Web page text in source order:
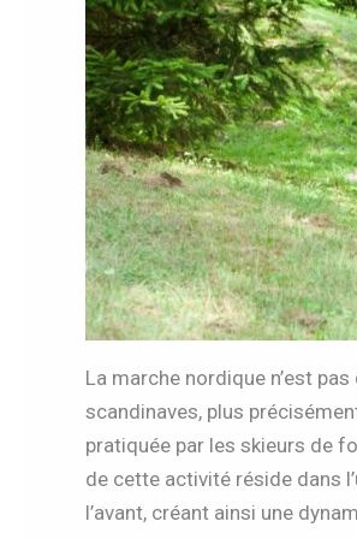
La marche nordique n’est
scandinaves, plus
pratiquée par les skieurs de
de cette activité réside dans
l’avant, créant ainsi une